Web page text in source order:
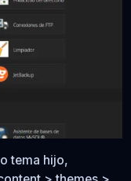
tema hijo,